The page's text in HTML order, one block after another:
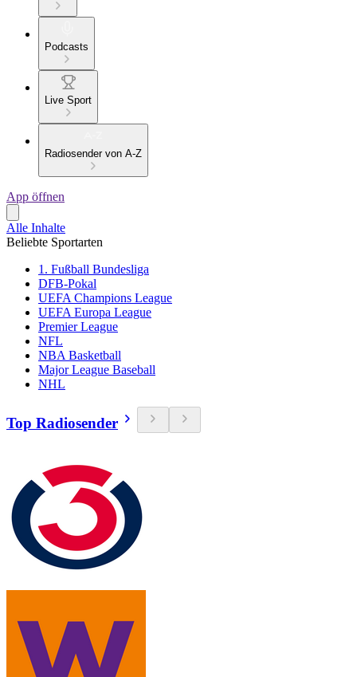
Podcasts
Live Sport
Radiosender von A-Z
App öffnen
Alle Inhalte
Beliebte Sportarten
1. Fußball Bundesliga
DFB-Pokal
UEFA Champions League
UEFA Europa League
Premier League
NFL
NBA Basketball
Major League Baseball
NHL
Top Radiosender